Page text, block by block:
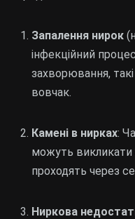
Запалення нирок
інфекційний
захворювання,
вовчак.
Камені в нирках:
можуть викликати
проходять через
Ниркова